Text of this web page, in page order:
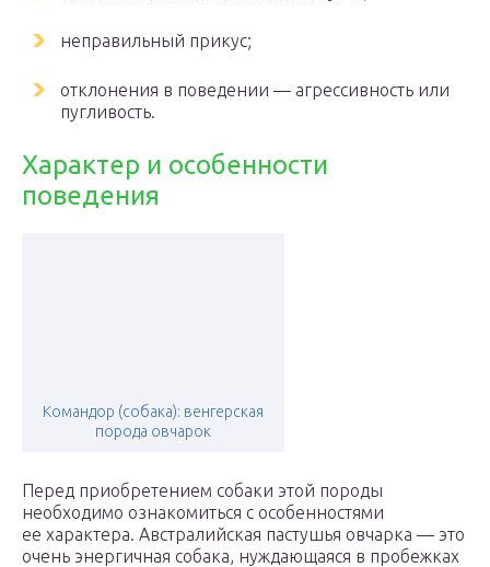
неправильный прикус;
отклонения в поведении — агрессивность или
пугливость.
Характер и особенности
поведения
Командор (собака): венгерская
порода овчарок
Перед приобретением собаки этой породы
необходимо ознакомиться с особенностями
ее характера. Австралийская пастушья овчарка — это
очень энергичная собака, нуждающаяся в пробежках